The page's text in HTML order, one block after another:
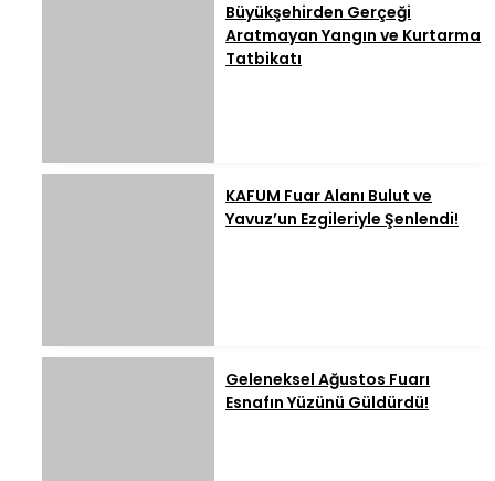
Büyükşehirden Gerçeği
Aratmayan Yangın ve Kurtarma
Tatbikatı
KAFUM Fuar Alanı Bulut ve
Yavuz’un Ezgileriyle Şenlendi!
Geleneksel Ağustos Fuarı
Esnafın Yüzünü Güldürdü!